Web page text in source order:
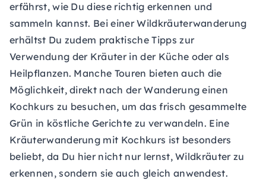
erfährst, wie Du diese richtig erkennen und
sammeln kannst. Bei einer Wildkräuterwanderung
erhältst Du zudem praktische Tipps zur
Verwendung der Kräuter in der Küche oder als
Heilpflanzen. Manche Touren bieten auch die
Möglichkeit, direkt nach der Wanderung einen
Kochkurs zu besuchen, um das frisch gesammelte
Grün in köstliche Gerichte zu verwandeln. Eine
Kräuterwanderung mit Kochkurs ist besonders
beliebt, da Du hier nicht nur lernst, Wildkräuter zu
erkennen, sondern sie auch gleich anwendest.